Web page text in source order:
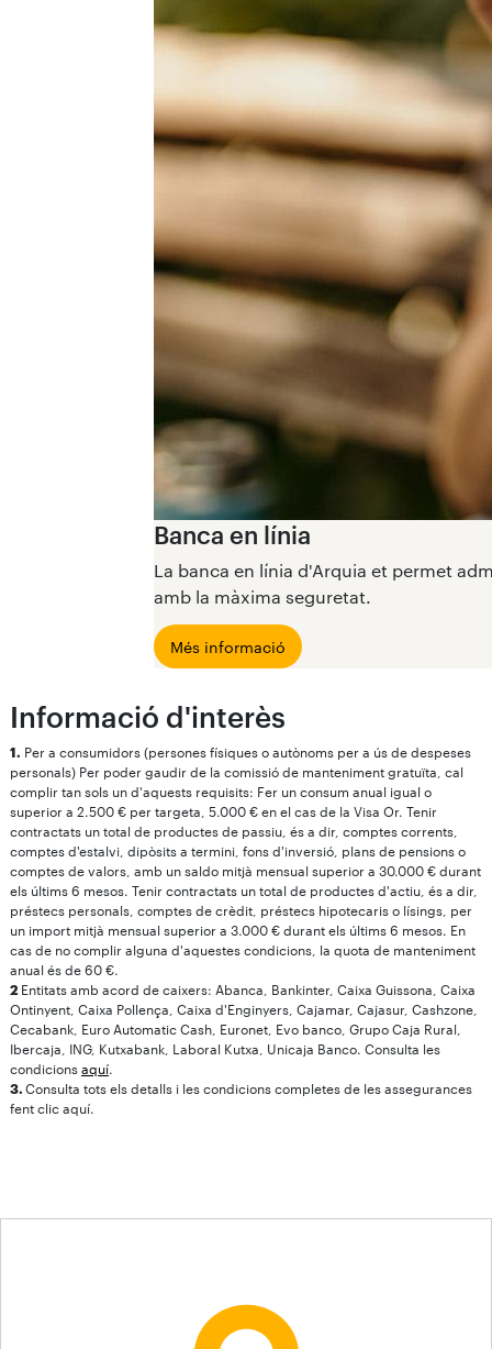
Banca en línia
La banca en línia d'Arquia et permet
amb la màxima seguretat.
Més informació
Informació d'interès
1. Per a consumidors (persones físiques o autònoms per a ús de despeses
personals) Per poder gaudir de la comissió de manteniment gratuïta, cal
complir tan sols un d'aquests requisits: Fer un consum anual igual o
superior a 2.500 € per targeta, 5.000 € en el cas de la Visa Or. Tenir
contractats un total de productes de passiu, és a dir, comptes corrents,
comptes d'estalvi, dipòsits a termini, fons d'inversió, plans de pensions o
comptes de valors, amb un saldo mitjà mensual superior a 30.000 € durant
els últims 6 mesos. Tenir contractats un total de productes d'actiu, és a dir,
préstecs personals, comptes de crèdit, préstecs hipotecaris o lísings, per
un import mitjà mensual superior a 3.000 € durant els últims 6 mesos. En
cas de no complir alguna d'aquestes condicions, la quota de manteniment
anual és de 60 €.
2Entitats amb acord de caixers: Abanca, Bankinter, Caixa Guissona, Caixa
Ontinyent, Caixa Pollença, Caixa d'Enginyers, Cajamar, Cajasur, Cashzone,
Cecabank, Euro Automatic Cash, Euronet, Evo banco, Grupo Caja Rural,
Ibercaja, ING, Kutxabank, Laboral Kutxa, Unicaja Banco. Consulta les
condicions aquí.
3. Consulta tots els detalls i les condicions completes de les assegurances
fent clic aquí.